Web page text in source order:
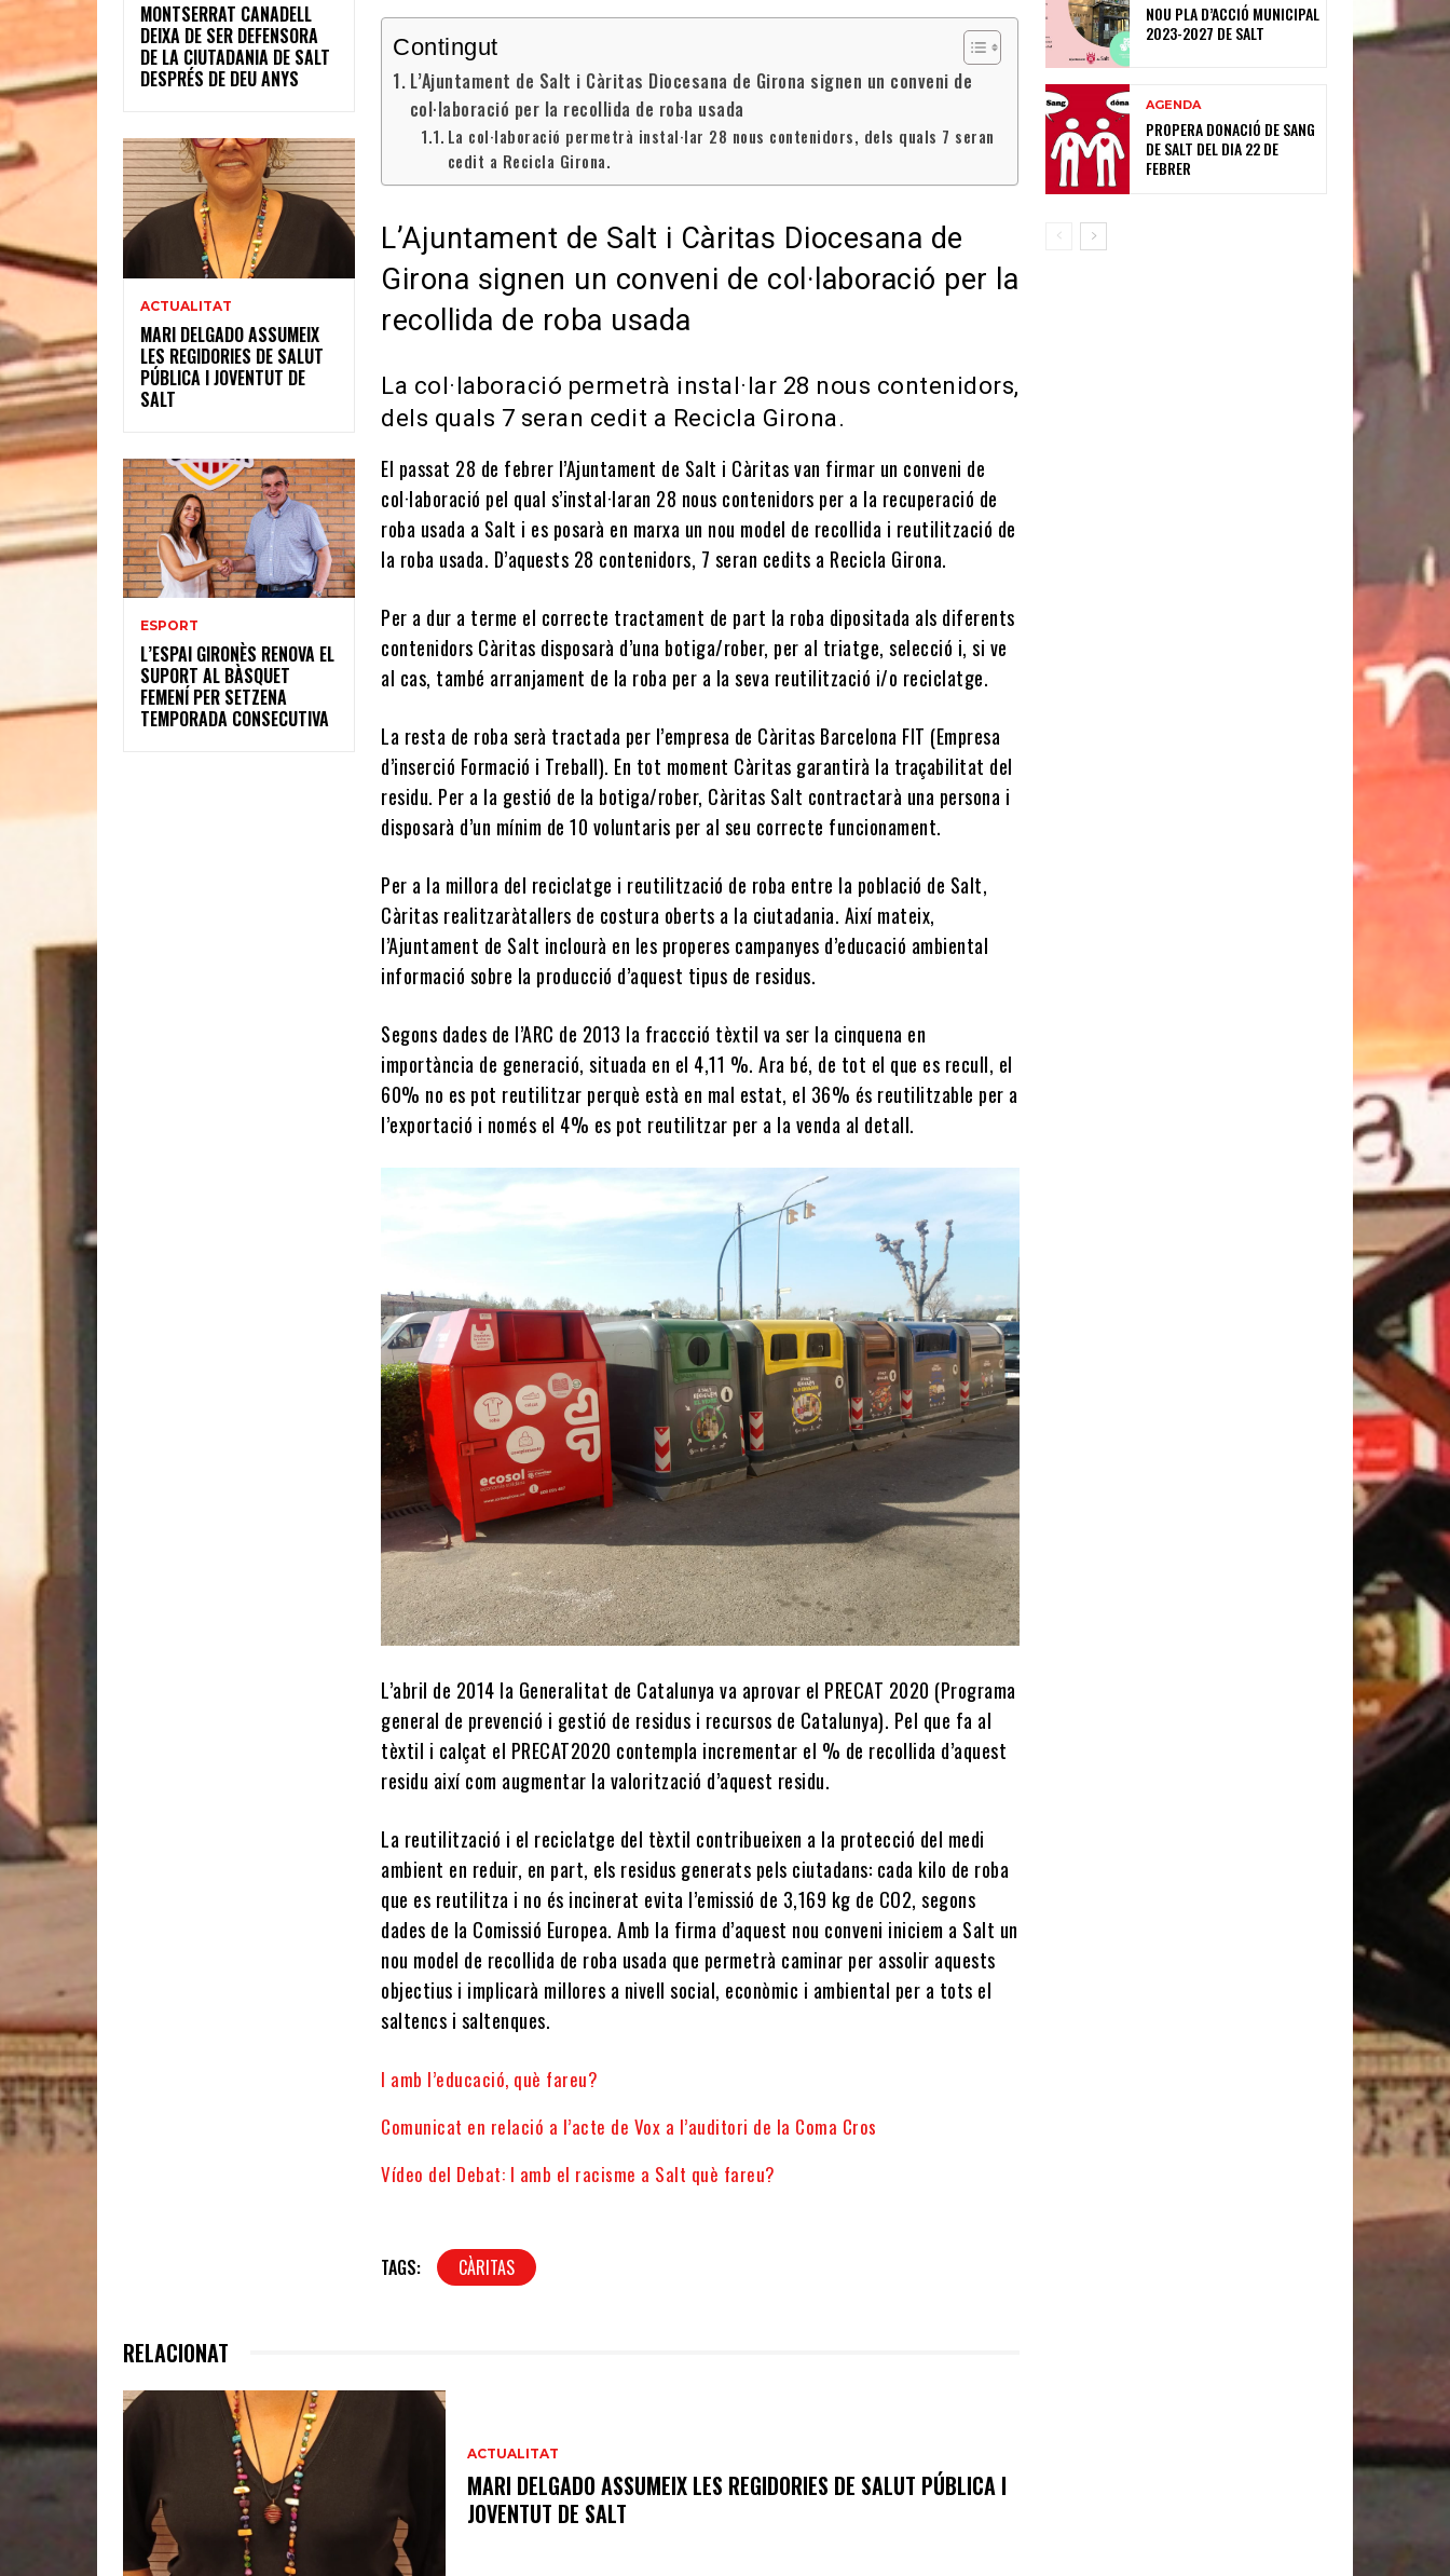
MONTSERRAT CANADELL
DEIXA DE SER DEFENSORA
DE LA CIUTADANIA DE SALT
DESPRÉS DE DEU ANYS
ACTUALITAT
MARI DELGADO ASSUMEIX
LES REGIDORIES DE SALUT
PÚBLICA I JOVENTUT DE
SALT
ESPORT
L’ESPAI GIRONÈS RENOVA EL
SUPORT AL BÀSQUET
FEMENÍ PER SETZENA
TEMPORADA CONSECUTIVA
Contingut
L’Ajuntament de Salt i Càritas Diocesana de Girona signen un conveni de
col·laboració per la recollida de roba usada
La col·laboració permetrà instal·lar 28 nous contenidors, dels quals 7 seran
cedit a Recicla Girona.
L’Ajuntament de Salt i Càritas Diocesana de
Girona signen un conveni de col·laboració per la
recollida de roba usada
La col·laboració permetrà instal·lar 28 nous contenidors,
dels quals 7 seran cedit a Recicla Girona.
El passat 28 de febrer l’Ajuntament de Salt i Càritas van firmar un conveni de
col·laboració pel qual s’instal·laran 28 nous contenidors per a la recuperació de
roba usada a Salt i es posarà en marxa un nou model de recollida i reutilització de
la roba usada. D’aquests 28 contenidors, 7 seran cedits a Recicla Girona.
Per a dur a terme el correcte tractament de part la roba dipositada als diferents
contenidors Càritas disposarà d’una botiga/rober, per al triatge, selecció i, si ve
al cas, també arranjament de la roba per a la seva reutilització i/o reciclatge.
La resta de roba serà tractada per l’empresa de Càritas Barcelona FIT (Empresa
d’inserció Formació i Treball). En tot moment Càritas garantirà la traçabilitat del
residu. Per a la gestió de la botiga/rober, Càritas Salt contractarà una persona i
disposarà d’un mínim de 10 voluntaris per al seu correcte funcionament.
Per a la millora del reciclatge i reutilització de roba entre la població de Salt,
Càritas realitzaràtallers de costura oberts a la ciutadania. Així mateix,
l’Ajuntament de Salt inclourà en les properes campanyes d’educació ambiental
informació sobre la producció d’aquest tipus de residus.
Segons dades de l’ARC de 2013 la fraccció tèxtil va ser la cinquena en
importància de generació, situada en el 4,11 %. Ara bé, de tot el que es recull, el
60% no es pot reutilitzar perquè està en mal estat, el 36% és reutilitzable per a
l’exportació i només el 4% es pot reutilitzar per a la venda al detall.
L’abril de 2014 la Generalitat de Catalunya va aprovar el PRECAT 2020 (Programa
general de prevenció i gestió de residus i recursos de Catalunya). Pel que fa al
tèxtil i calçat el PRECAT2020 contempla incrementar el % de recollida d’aquest
residu així com augmentar la valorització d’aquest residu.
La reutilització i el reciclatge del tèxtil contribueixen a la protecció del medi
ambient en reduir, en part, els residus generats pels ciutadans: cada kilo de roba
que es reutilitza i no és incinerat evita l’emissió de 3,169 kg de CO2, segons
dades de la Comissió Europea. Amb la firma d’aquest nou conveni iniciem a Salt un
nou model de recollida de roba usada que permetrà caminar per assolir aquests
objectius i implicarà millores a nivell social, econòmic i ambiental per a tots el
saltencs i saltenques.
I amb l’educació, què fareu?
Comunicat en relació a l’acte de Vox a l’auditori de la Coma Cros
Vídeo del Debat: I amb el racisme a Salt què fareu?
TAGS: CÀRITAS
RELACIONAT
ACTUALITAT
MARI DELGADO ASSUMEIX LES REGIDORIES DE SALUT PÚBLICA I
JOVENTUT DE SALT
NOU PLA D’ACCIÓ MUNICIPAL
2023-2027 DE SALT
AGENDA
PROPERA DONACIÓ DE SANG
DE SALT DEL DIA 22 DE
FEBRER